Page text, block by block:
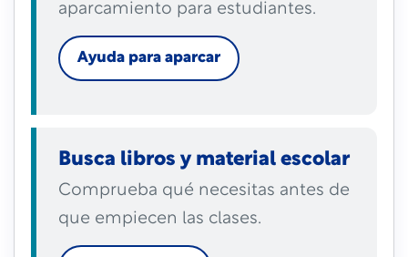
aparcamiento para estudiantes.
Ayuda para aparcar
Busca libros y material escolar
Comprueba qué necesitas antes de
que empiecen las clases.